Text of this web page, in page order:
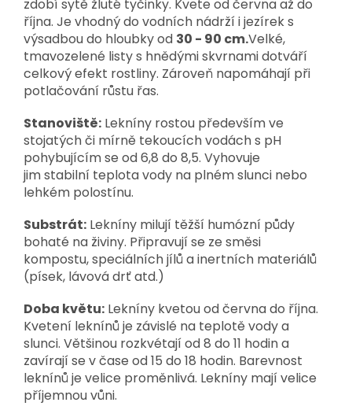
zdobí sytě žluté tyčinky. Kvete od června až do
října. Je vhodný do vodních nádrží i jezírek s
výsadbou do hloubky od 30 - 90 cm.Velké,
tmavozelené listy s hnědými skvrnami dotváří
celkový efekt rostliny. Zároveň napomáhají při
potlačování růstu řas.
Stanoviště: Lekníny rostou především ve
stojatých či mírně tekoucích vodách s pH
pohybujícím se od 6,8 do 8,5. Vyhovuje
jim stabilní teplota vody na plném slunci nebo
lehkém polostínu.
Substrát: Lekníny milují těžší humózní půdy
bohaté na živiny. Připravují se ze směsi
kompostu, speciálních jílů a inertních materiálů
(písek, lávová drť atd.)
Doba květu: Lekníny kvetou od června do října.
Kvetení leknínů je závislé na teplotě vody a
slunci. Většinou rozkvétají od 8 do 11 hodin a
zavírají se v čase od 15 do 18 hodin. Barevnost
leknínů je velice proměnlivá. Lekníny mají velice
příjemnou vůni.